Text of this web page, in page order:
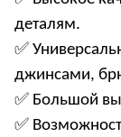
деталям.
✅
джинсами,
✅ Большой
✅